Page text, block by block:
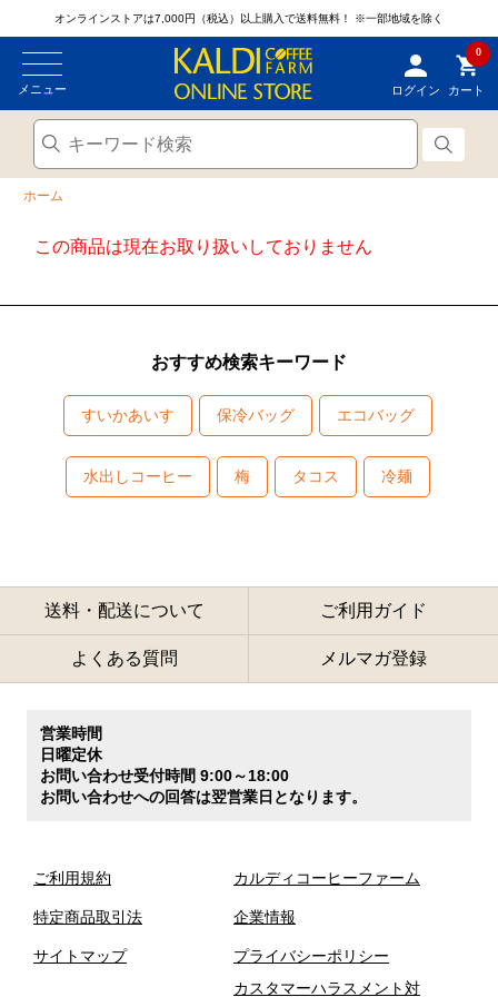
オンラインストアは7,000円（税込）以上購入で送料無料！ ※一部地域を除く
メニュー ログイン
0
カート
ホーム
この商品は現在お取り扱いしておりません
おすすめ検索キーワード
すいかあいす 保冷バッグ エコバッグ
水出しコーヒー 梅 タコス 冷麺
送料・配送について ご利用ガイド
よくある質問 メルマガ登録
営業時間
日曜定休
お問い合わせ受付時間 9:00～18:00
お問い合わせへの回答は翌営業日となります。
ご利用規約
特定商品取引法
サイトマップ
カルディコーヒーファーム
企業情報
プライバシーポリシー
カスタマーハラスメント対